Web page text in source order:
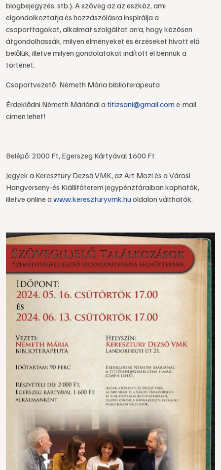
blogbejegyzés, stb.). A szöveg az az eszköz, ami
elgondolkoztatja és hozzászólásra inspirálja a
csoporttagokat, alkalmat szolgáltat arra, hogy közösen
átgondolhassák, milyen élményeket és érzéseket hívott elő
belőlük, illetve milyen gondolatokat indított el bennük a
történet.
Csoportvezető: Németh Mária biblioterapeuta
Érdeklődni Németh Máriánál a titizsani@gmail.come-mail
címen lehet!
Belépő: 2000 Ft, Egerszeg Kártyával 1600 Ft
Jegyek a Keresztury Dezső VMK, az Art Mozi és a Városi
Hangverseny-és Kiállítóterem jegypénztáraiban kaphatók,
illetve online awww.kereszturyvmk.huoldalon válthatók.